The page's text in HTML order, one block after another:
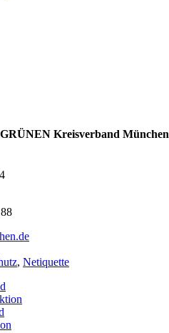
Kreisverband München
, Netiquette